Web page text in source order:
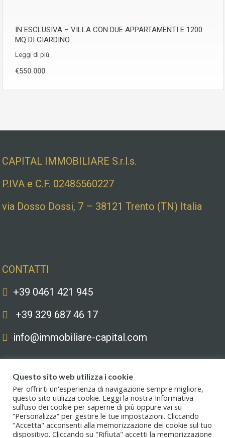
IN ESCLUSIVA – VILLA CON DUE APPARTAMENTI E 1200
MQ DI GIARDINO
Leggi di più
€550.000
CAPITAL IMMOBILIARE S.r.l.s.
P.IVA e C.F. 02485560227
via Dosso Dossi, 7 – 38121 Trento (TN) Italia
CONTATTI
+39 0461 421 945
+39 329 687 46 17
info@immobiliare-capital.com
Copyright © 2020. All Rights Reserved. Capital immobiliare S.r.l.s. | Le
immagini hanno valore puramente illustrativo. I prezzi e le informazioni
possono essere soggetti a modifiche.
Questo sito web utilizza i cookie
Per offrirti un'esperienza di navigazione sempre migliore,
questo sito utilizza cookie. Leggi la nostra Informativa
sull’uso dei cookie per saperne di più oppure vai su
“Personalizza” per gestire le tue impostazioni. Cliccando
"Accetta" acconsenti alla memorizzazione dei cookie sul tuo
dispositivo. Cliccando su "Rifiuta" accetti la memorizzazione